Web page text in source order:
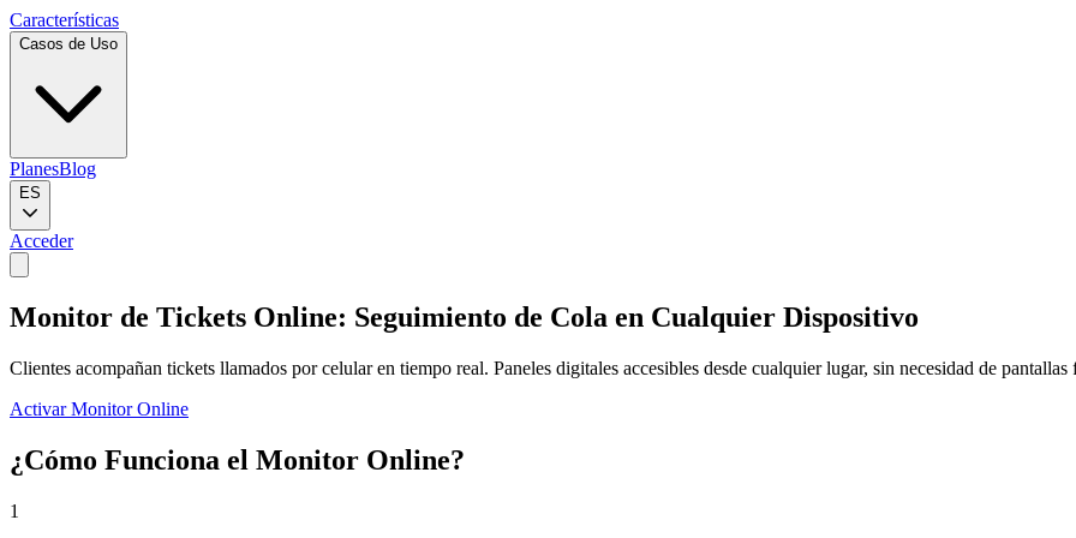
Características
Casos de Uso
PlanesBlog
ES
Acceder
Monitor de Tickets Online: Seguimiento de Cola en Cualquier Dispositivo
Clientes acompañan tickets llamados por celular en tiempo real. Paneles digitales accesibles desde cualquier lugar, sin necesidad de pantallas
Activar Monitor Online
¿Cómo Funciona el Monitor Online?
1